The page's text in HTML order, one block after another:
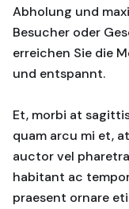
Abholung und
Besucher oder
erreichen Sie die
und entspannt.
Et, morbi at
quam arcu mi et,
auctor vel
habitant ac
praesent ornare